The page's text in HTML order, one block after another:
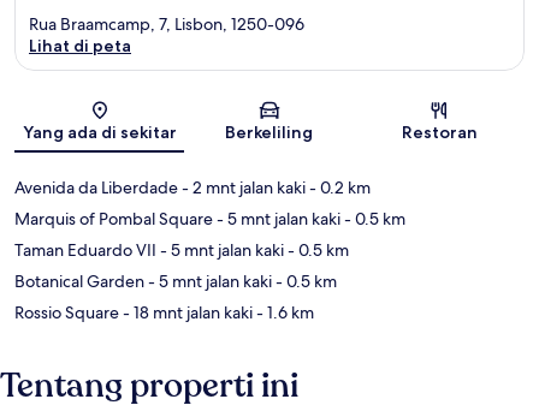
Peta
Rua Braamcamp, 7, Lisbon, 1250-096
Lihat di peta
Yang ada di sekitar Berkeliling Restoran
Avenida da Liberdade- 2 mnt jalan kaki- 0.2 km
Marquis of Pombal Square- 5 mnt jalan kaki- 0.5 km
Taman Eduardo VII - 5 mnt jalan kaki- 0.5 km
Botanical Garden- 5 mnt jalan kaki- 0.5 km
Rossio Square- 18 mnt jalan kaki- 1.6 km
Tentang properti ini